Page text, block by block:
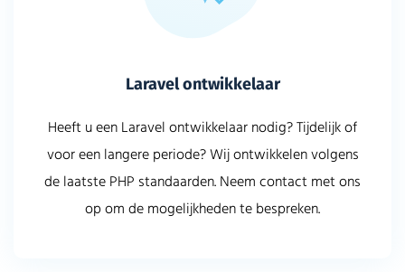
Laravel ontwikkelaar
Heeft u een Laravel ontwikkelaar nodig? Tijdelijk of
voor een langere periode? Wij ontwikkelen volgens
de laatste PHP standaarden. Neem contact met ons
op om de mogelijkheden te bespreken.